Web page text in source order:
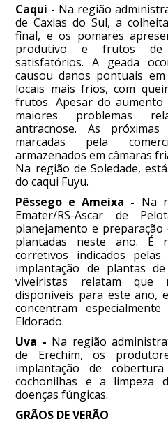
Caqui - Na região
de Caxias do Sul, a
final, e os pomares
produtivo e frutos de
satisfatórios. A geada
causou danos pontuais
locais mais frios, com
frutos. Apesar do
maiores problemas
antracnose. As
marcadas pela
armazenados em câmaras
Na região de Soledade,
do caqui Fuyu.
Pêssego e Ameixa - Na
Emater/RS-Ascar de
planejamento e
plantadas neste ano. É
corretivos indicados
implantação de plantas
viveiristas relatam
disponíveis para este ano,
concentram
Eldorado.
Uva - Na região
de Erechim, os
implantação de
cochonilhas e a limpeza
doenças fúngicas.
GRÃOS DE VERÃO